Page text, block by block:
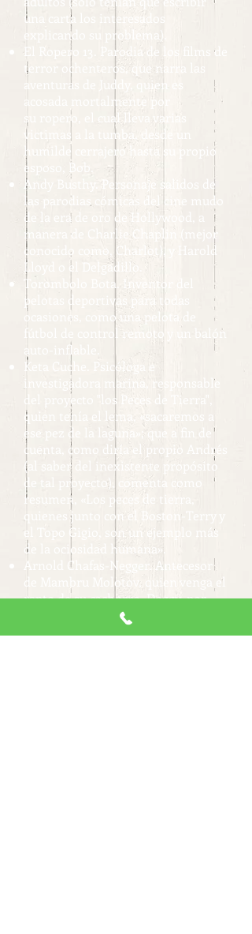
una carta los interesados
explicando su problema).
El Ropero 13. Parodia de los films de
terror ochenteros, que narra las
aventuras de Juddy, quien es
acosada mortalmente por
su ropero, el cual lleva varias
victimas a la tumba, desde un
humilde cerrajero hasta su propio
esposo, Bob.
Andy Busthy. Personaje salidos de
las parodias cómicas del cine mudo
de la era de oro de Hollywood, a
manera de Charlie Chaplin (mejor
conocido como, Charlot), y Harold
Lloyd o el Delgadillo.
Torombolo Bota. Inventor del
pelotas deportivas para todas
ocasiones, como una pelota de
fútbol de control remoto y un balón
auto-inflable.
Keta Cuche. Psicóloga e
investigadora marina, responsable
del proyecto "los Peces de Tierra",
quien tenía el lema, «sacaremos a
ese pez de la laguna»; que a fin de
cuenta, como diría el propio Andrés
(al saber del inexistente propósito
de tal proyecto), comenta como
resumen, «Los peces de tierra,
quienes junto con el Boston-Terry y
el Topo Gigio, son un ejemplo más
de la ociosidad humana».
Arnold Chafas-Negger. Antecesor
de Mambru Molotov, quien venga el
rapto de su cachorro, Doggy, por
una organización criminal. Parodia